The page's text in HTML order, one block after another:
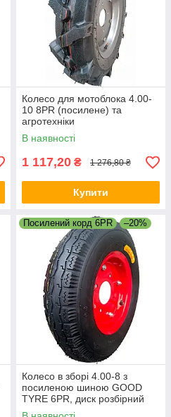
Колесо для мотоблока 4.00-
10 8PR (посилене) та
агротехніки
В наявності
1 117,20 ₴ 1 276,80 ₴
Купити
Посилений корд 6PR –20%
Колесо в зборі 4.00-8 з
посиленою шиною GOOD
TYRE 6PR, диск розбірний